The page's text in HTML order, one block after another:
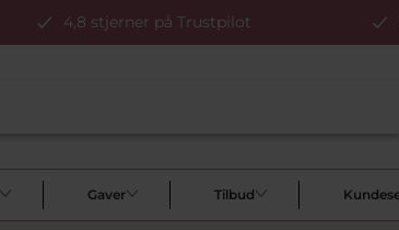
4,8 stjerner på Trustpilot
Gaver Tilbud